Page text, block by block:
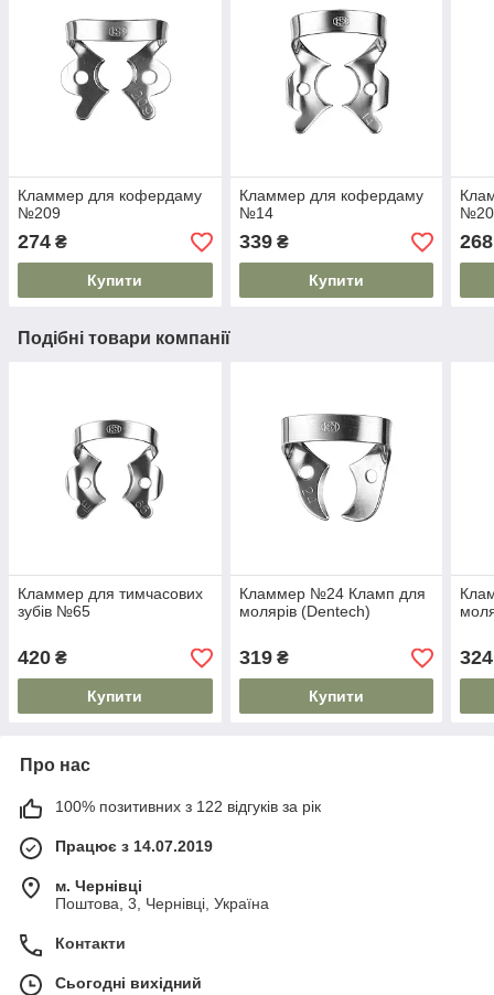
Кламмер для кофердаму
№209
274 ₴
Купити
Кламмер для кофердаму
№14
339₴
Купити
268
Подібні товари компанії
Кламмер для тимчасових
зубів №65
420 ₴
Купити
Кламмер №24 Кламп для
молярів (Dentech)
319₴
Купити
324
Про нас
100% позитивних з 122 відгуків за рік
Працює з 14.07.2019
м. Чернівці
Поштова, 3, Чернівці, Україна
Контакти
Сьогодні вихідний